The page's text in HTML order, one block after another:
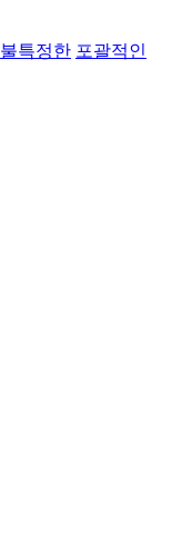
불특정한 포괄적인